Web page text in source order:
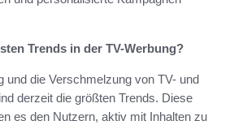
Trends in der TV-Werbung?
und die Verschmelzung von TV- und
derzeit die größten Trends. Diese
es den Nutzern, aktiv mit Inhalten zu